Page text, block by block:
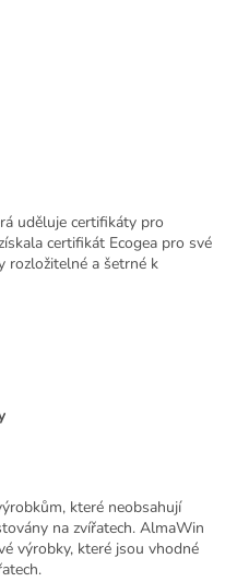
uděluje certifikáty pro
certifikát Ecogea pro své
rozložitelné a šetrné k
které neobsahují
na zvířatech. AlmaWin
výrobky, které jsou vhodné